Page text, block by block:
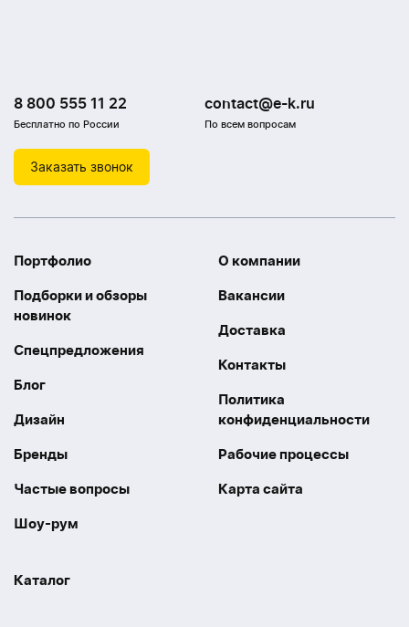
8 800 555 11 22
Бесплатно по России
contact@e-k.ru
По всем вопросам
Заказать звонок
Портфолио
Подборки и обзоры
новинок
Спецпредложения
Блог
Дизайн
Бренды
Частые вопросы
Шоу-рум
О компании
Вакансии
Доставка
Контакты
Политика
конфиденциальности
Рабочие процессы
Карта сайта
Каталог